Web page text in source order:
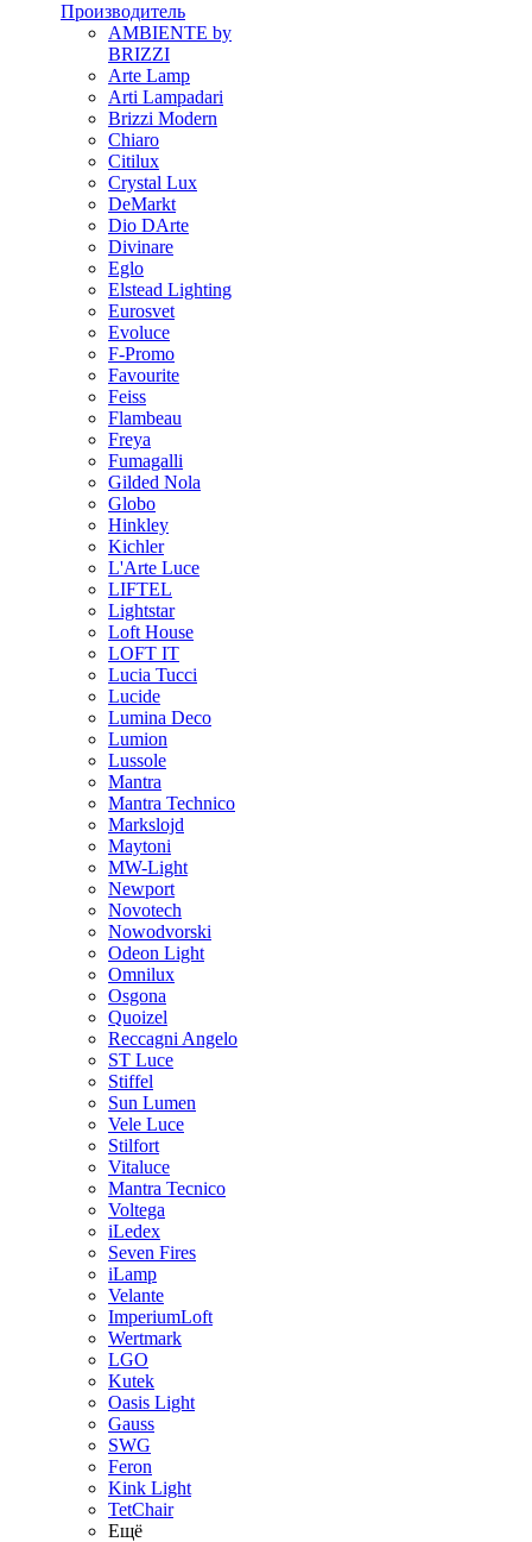
Производитель
AMBIENTE by
BRIZZI
Arte Lamp
Arti Lampadari
Brizzi Modern
Chiaro
Citilux
Crystal Lux
DeMarkt
Dio DArte
Divinare
Eglo
Elstead Lighting
Eurosvet
Evoluce
F-Promo
Favourite
Feiss
Flambeau
Freya
Fumagalli
Gilded Nola
Globo
Hinkley
Kichler
L'Arte Luce
LIFTEL
Lightstar
Loft House
LOFT IT
Lucia Tucci
Lucide
Lumina Deco
Lumion
Lussole
Mantra
Mantra Technico
Markslojd
Maytoni
MW-Light
Newport
Novotech
Nowodvorski
Odeon Light
Omnilux
Osgona
Quoizel
Reccagni Angelo
ST Luce
Stiffel
Sun Lumen
Vele Luce
Stilfort
Vitaluce
Mantra Tecnico
Voltega
iLedex
Seven Fires
iLamp
Velante
ImperiumLoft
Wertmark
LGO
Kutek
Oasis Light
Gauss
SWG
Feron
Kink Light
TetСhair
Ещё